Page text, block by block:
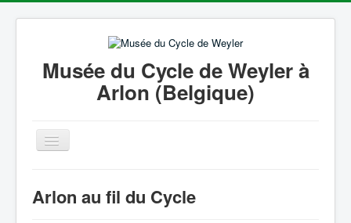
Musée du Cycle de Weyler à
Arlon (Belgique)
Basculer
la
Philippe Tibesar
Arlon au fil du Cycle